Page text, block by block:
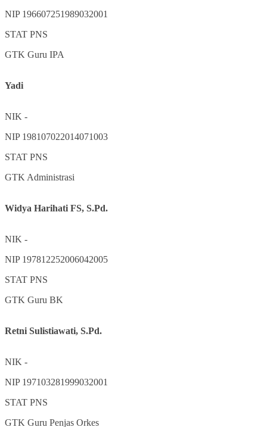
NIP 196607251989032001
STAT PNS
GTK Guru IPA
Yadi
NIK -
NIP 198107022014071003
STAT PNS
GTK Administrasi
Widya Harihati FS, S.Pd.
NIK -
NIP 197812252006042005
STAT PNS
GTK Guru BK
Retni Sulistiawati, S.Pd.
NIK -
NIP 197103281999032001
STAT PNS
GTK Guru Penjas Orkes